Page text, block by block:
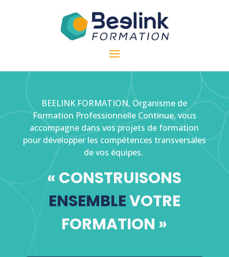
BEELINK FORMATION, Organisme de
Formation Professionnelle Continue, vous
accompagne dans vos projets de formation
pour développer les compétences transversales
de vos équipes.
« CONSTRUISONS
ENSEMBLEVOTRE
FORMATION »